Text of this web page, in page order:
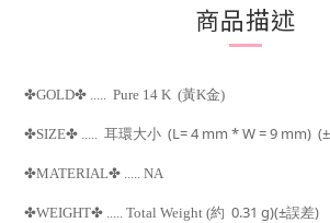
商品描述
✤GOLD✤ ..... Pure 14 K (黃K金)
✤SIZE✤ ..... 耳環大小 (L= 4 mm * W = 9 mm) (±
✤MATERIAL✤ ..... NA
✤WEIGHT✤ ..... Total Weight (約 0.31 g)(±誤差)